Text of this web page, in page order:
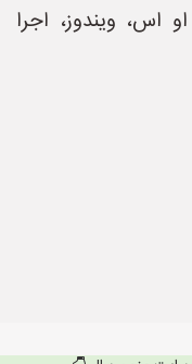
اس، ویندوز، اجرا